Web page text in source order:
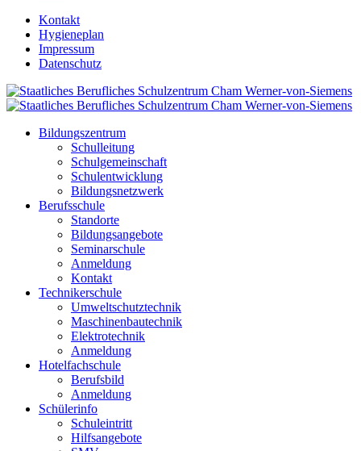
Kontakt
Hygieneplan
Impressum
Datenschutz
Bildungszentrum
Schulleitung
Schulgemeinschaft
Schulentwicklung
Bildungsnetzwerk
Berufsschule
Standorte
Bildungsangebote
Seminarschule
Anmeldung
Kontakt
Technikerschule
Umweltschutztechnik
Maschinenbautechnik
Elektrotechnik
Anmeldung
Hotelfachschule
Berufsbild
Anmeldung
Schülerinfo
Schuleintritt
Hilfsangebote